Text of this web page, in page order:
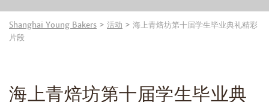
Shanghai Young Bakers > 活动 > 海上青焙坊第十届学生毕业典礼精彩
片段
海上青焙坊第十届学生毕业典